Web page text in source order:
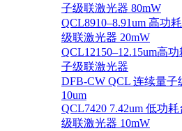
子级联激光器 80mW
QCL8910–8.91um 高功
级联激光器 20mW
QCL12150–12.15um高
子级联激光器
DFB-CW QCL 连续量
10um
QCL7420 7.42um 低功
级联激光器 10mW